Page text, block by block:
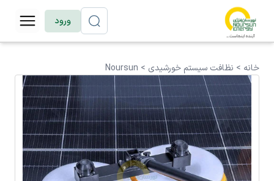
ورود
خانه > نظافت سیستم خورشیدی >
Noursun